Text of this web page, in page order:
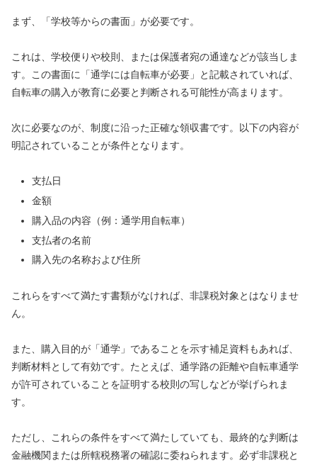
まず、「学校等からの書面」が必要です。
これは、学校便りや校則、または保護者宛の通達などが該当しま
す。この書面に「通学には自転車が必要」と記載されていれば、
自転車の購入が教育に必要と判断される可能性が高まります。
次に必要なのが、制度に沿った正確な領収書です。以下の内容が
明記されていることが条件となります。
支払日
金額
購入品の内容（例：通学用自転車）
支払者の名前
購入先の名称および住所
これらをすべて満たす書類がなければ、非課税対象とはなりませ
ん。
また、購入目的が「通学」であることを示す補足資料もあれば、
判断材料として有効です。たとえば、通学路の距離や自転車通学
が許可されていることを証明する校則の写しなどが挙げられま
す。
ただし、これらの条件をすべて満たしていても、最終的な判断は
金融機関または所轄税務署の確認に委ねられます。必ず非課税と